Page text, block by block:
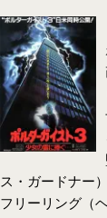
ス・ガードナー
フリーリング（